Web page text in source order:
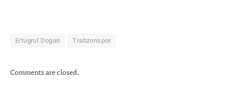
Ertugrul Dogan Trabzonspor
Comments are closed.